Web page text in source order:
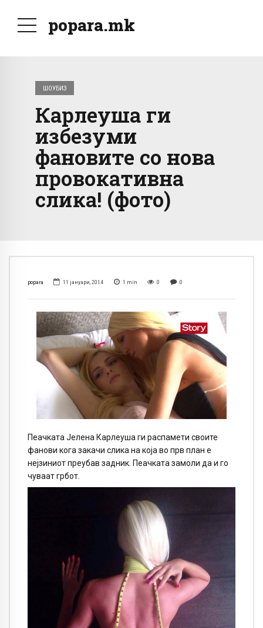
popara.mk
ШОУБИЗ
Карлеуша ги
избезуми
фановите со нова
провокативна
слика! (фото)
popara 11 јануари, 2014 1 min 0 0
Пеачката Јелена Карлеуша ги распамети своите
фанови кога закачи слика на која во прв план е
нејзиниот преубав задник. Пеачката замоли да и го
чуваат грбот.